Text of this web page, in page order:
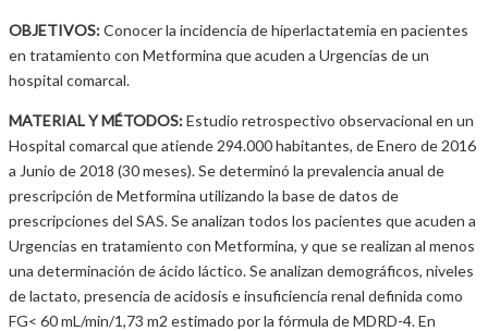
OBJETIVOS:Conocer la incidencia de hiperlactatemia en pacientes
en tratamiento con Metformina que acuden a Urgencias de un
hospital comarcal.
MATERIAL Y MÉTODOS:Estudio retrospectivo observacional en un
Hospital comarcal que atiende 294.000 habitantes, de Enero de 2016
a Junio de 2018 (30 meses). Se determinó la prevalencia anual de
prescripción de Metformina utilizando la base de datos de
prescripciones del SAS. Se analizan todos los pacientes que acuden a
Urgencias en tratamiento con Metformina, y que se realizan al menos
una determinación de ácido láctico. Se analizan demográficos, niveles
de lactato, presencia de acidosis e insuficiencia renal definida como
FG< 60 mL/min/1,73 m2 estimado por la fórmula de MDRD-4. En